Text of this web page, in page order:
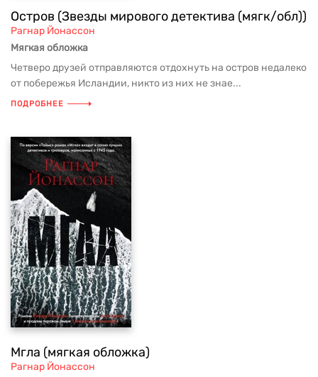
Остров (Звезды мирового детектива (мягк/обл))
Рагнар Йонассон
Мягкая обложка
Четверо друзей отправляются отдохнуть на остров недалеко
от побережья Исландии, никто из них не знае...
ПОДРОБНЕЕ
Мгла (мягкая обложка)
Рагнар Йонассон